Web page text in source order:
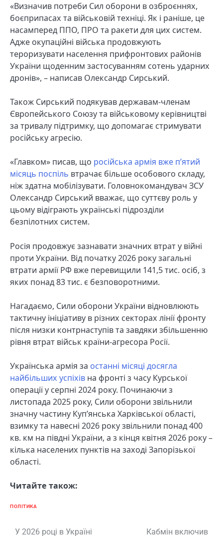
«Визначив потреби Сил оборони в озброєннях,
боєприпасах та військовій техніці. Як і раніше, це
насамперед ППО, ПРО та ракети для цих систем.
Адже окупаційні війська продовжують
тероризувати населення прифронтових районів
України щоденним застосуванням сотень ударних
дронів», – написав Олександр Сирський.
Також Сирський подякував державам-членам
Європейського Союзу та військовому керівництві
за тривалу підтримку, що допомагає стримувати
російську агресію.
«Главком» писав, що російська армія вже п’ятий
місяць поспіль втрачає більше особового складу,
ніж здатна мобілізувати. Головнокомандувач ЗСУ
Олександр Сирський вважає, що суттєву роль у
цьому відіграють українські підрозділи
безпілотних систем.
Росія продовжує зазнавати значних втрат у війні
проти України. Від початку 2026 року загальні
втрати армії РФ вже перевищили 141,5 тис. осіб, з
яких понад 83 тис. є безповоротними.
Нагадаємо, Сили оборони України відновлюють
тактичну ініціативу в різних секторах лінії фронту
після низки контрнаступів та завдяки збільшенню
рівня втрат військ країни-агресора Росії.
Українська армія за останні місяці досягла
найбільших успіхів на фронті з часу Курської
операції у серпні 2024 року. Починаючи з
листопада 2025 року, Сили оборони звільнили
значну частину Куп’янська Харківської області,
взимку та навесні 2026 року звільнили понад 400
кв. км на півдні України, а з кінця квітня 2026 року –
кілька населених пунктів на заході Запорізької
області.
Читайте також:
ПОЛІТИКА
У 2026 році в Україні Кабмін включив